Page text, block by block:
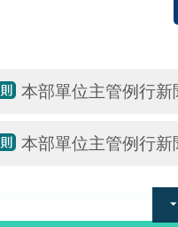
本部單位主管例行
本部單位主管例行